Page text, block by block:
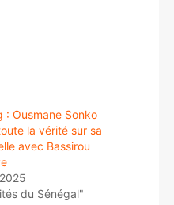
: Ousmane Sonko
la vérité sur sa
avec Bassirou
du Sénégal"